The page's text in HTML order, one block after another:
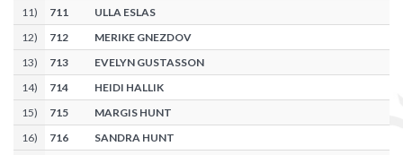
11) 711
ULLA ESLAS
12) 712
MERIKE GNEZDOV
13) 713
EVELYN GUSTASSON
14) 714
HEIDI HALLIK
15) 715
MARGIS HUNT
16) 716
SANDRA HUNT